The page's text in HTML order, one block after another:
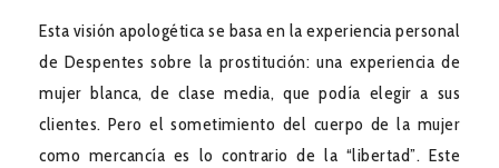
Esta visión apologética se basa en la experiencia personal
de Despentes sobre la prostitución: una experiencia de
mujer blanca, de clase media, que podía elegir a sus
clientes. Pero el sometimiento del cuerpo de la mujer
como mercancía es lo contrario de la “libertad”. Este